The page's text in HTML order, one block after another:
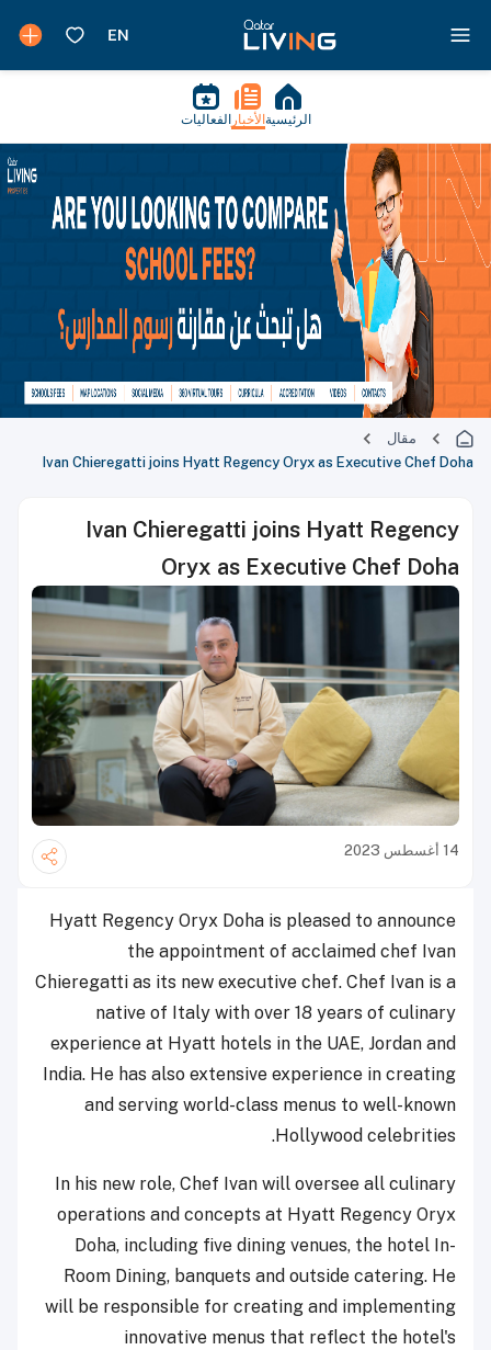
الرئيسية الأخبار الفعاليات
مقال
Ivan Chieregatti joins Hyatt Regency Oryx as Executive Chef Doha
Ivan Chieregatti joins Hyatt Regency
Oryx as Executive Chef Doha
14 أغسطس 2023
Hyatt Regency Oryx Doha is pleased to announce
the appointment of acclaimed chef Ivan
Chieregatti as its new executive chef. Chef Ivan is a
native of Italy with over 18 years of culinary
experience at Hyatt hotels in the UAE, Jordan and
India. He has also extensive experience in creating
and serving world-class menus to well-known
Hollywood celebrities.
In his new role, Chef Ivan will oversee all culinary
operations and concepts at Hyatt Regency Oryx
Doha, including five dining venues, the hotel In-
Room Dining, banquets and outside catering. He
will be responsible for creating and implementing
innovative menus that reflect the hotel's